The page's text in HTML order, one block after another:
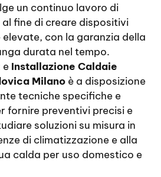
un continuo lavoro di
fine di creare dispositivi
con la garanzia della
durata nel tempo.
e Installazione Caldaie
Milano è a disposizione
tecniche specifiche e
fornire preventivi precisi e
soluzioni su misura in
di climatizzazione e alla
calda per uso domestico e